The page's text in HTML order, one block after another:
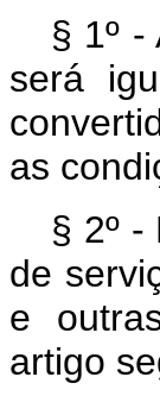
§ 1º
será
as
§ 2º
de
e
artigo